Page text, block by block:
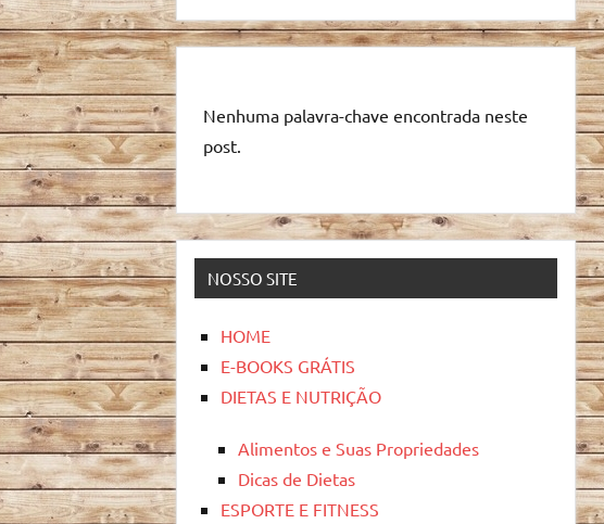
Nenhuma palavra-chave encontrada neste
post.
NOSSO SITE
HOME
E-BOOKS GRÁTIS
DIETAS E NUTRIÇÃO
Alimentos e Suas Propriedades
Dicas de Dietas
ESPORTE E FITNESS